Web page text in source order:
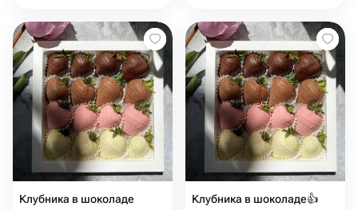
Клубника в шоколаде Клубника в шоколаде👍